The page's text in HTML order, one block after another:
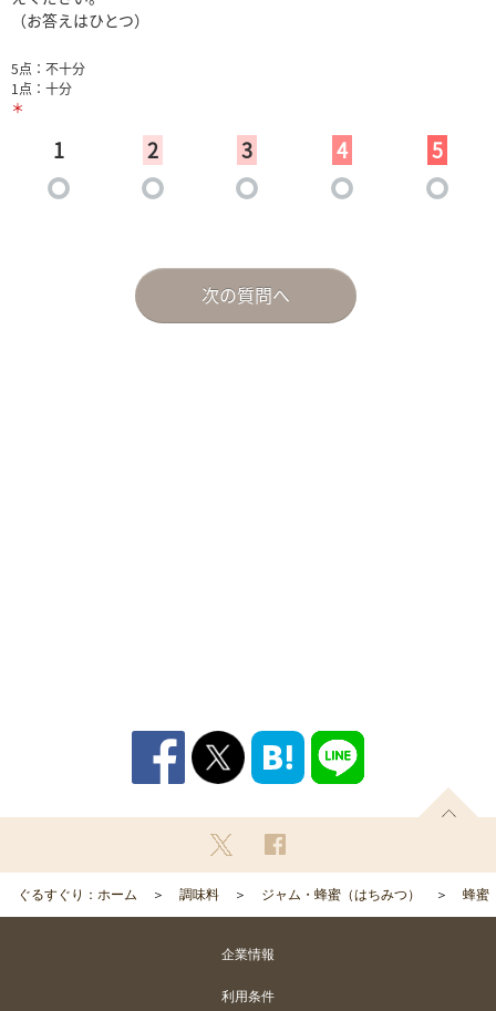
ぐるすぐり：ホーム 調味料 ジャム・蜂蜜（はちみつ） 蜂蜜
企業情報
利用条件